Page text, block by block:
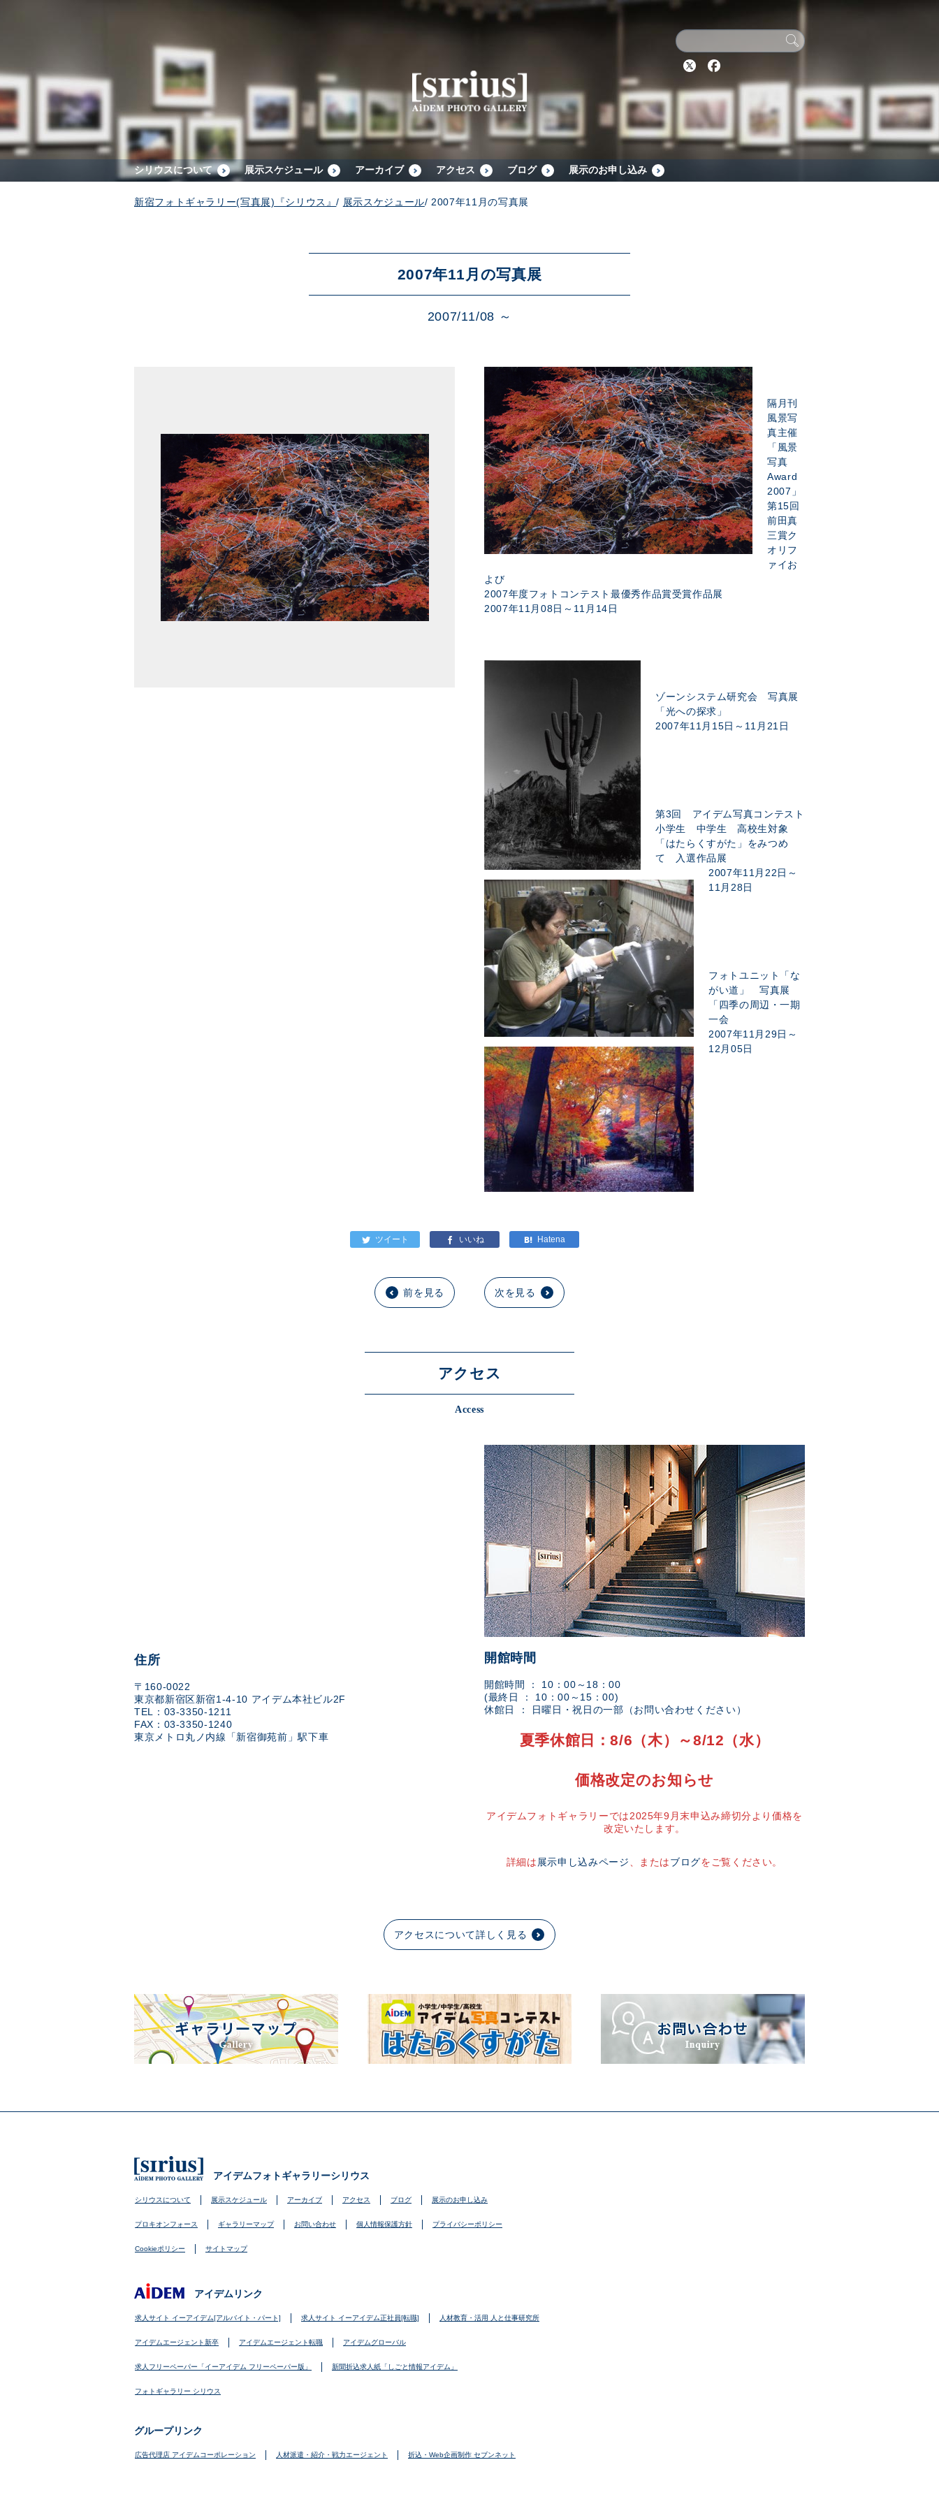
Twitter
シリウスについて 展示スケジュール アーカイブ アクセス ブログ 展示のお申し込み
新宿フォトギャラリー(写真展)『シリウス』/ 展示スケジュール/ 2007年11月の写真展
2007年11月の写真展
2007/11/08 ～
隔月刊
風景写
真主催
「風景
写真
Award
2007」
第15回
前田真
三賞ク
オリフ
ァイお
よび
2007年度フォトコンテスト最優秀作品賞受賞作品展
2007年11月08日～11月14日
ゾーンシステム研究会 写真展
「光への探求」
2007年11月15日～11月21日
第3回 アイデム写真コンテスト
小学生 中学生 高校生対象
「はたらくすがた」をみつめ
て 入選作品展
2007年11月22日～
11月28日
フォトユニット「な
がい道」 写真展
「四季の周辺・一期
一会
2007年11月29日～
12月05日
前を見る 次を見る
アクセス
Access
住所
〒160-0022
東京都新宿区新宿1-4-10 アイデム本社ビル2F
TEL：03-3350-1211
FAX：03-3350-1240
東京メトロ丸ノ内線「新宿御苑前」駅下車
開館時間
開館時間 ： 10：00～18：00
(最終日 ： 10：00～15：00)
休館日 ： 日曜日・祝日の一部（お問い合わせください）
夏季休館日：8/6（木）～8/12（水）
価格改定のお知らせ
アイデムフォトギャラリーでは2025年9月末申込み締切分より価格を
改定いたします。
詳細は 展示申し込みページ 、またはブログをご覧ください。
アクセスについて詳しく見る
アイデムフォトギャラリーシリウス
シリウスについて 展示スケジュール アーカイブ アクセス ブログ 展示のお申し込み
プロキオンフォース ギャラリーマップ お問い合わせ 個人情報保護方針 プライバシーポリシー
Cookieポリシー サイトマップ
アイデムリンク
求人サイト イーアイデム[アルバイト・パート] 求人サイト イーアイデム正社員[転職] 人材教育・活用 人と仕事研究所
アイデムエージェント新卒 アイデムエージェント転職 アイデムグローバル
求人フリーペーパー「イーアイデム フリーペーパー版」 新聞折込求人紙「しごと情報アイデム」
フォトギャラリー シリウス
グループリンク
広告代理店 アイデムコーポレーション 人材派遣・紹介・戦力エージェント 折込・Web企画制作 セブンネット
展示スケジュール
アーカイブ